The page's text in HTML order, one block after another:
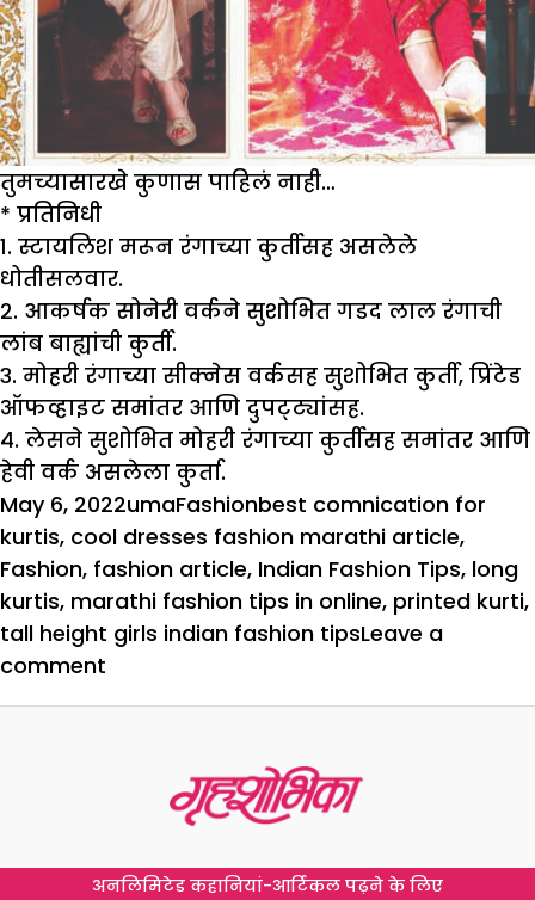
तुमच्यासारखे कुणास पाहिलं नाही…
* प्रतिनिधी
१. स्टायलिश मरून रंगाच्या कुर्तीसह असलेले
धोतीसलवार.
२. आकर्षक सोनेरी वर्कने सुशोभित गडद लाल रंगाची
लांब बाह्यांची कुर्ती.
३. मोहरी रंगाच्या सीक्नेस वर्कसह सुशोभित कुर्ती, प्रिंटेड
ऑफव्हाइट समांतर आणि दुपट्ट्यांसह.
४. लेसने सुशोभित मोहरी रंगाच्या कुर्तीसह समांतर आणि
हेवी वर्क असलेला कुर्ता.
Posted
on
May 6, 2022Author
umaCategories
FashionTags
best comnication for
kurtis, cool dresses fashion marathi article,
Fashion, fashion article, Indian Fashion Tips, long
kurtis, marathi fashion tips in online, printed kurti,
tall height girls indian fashion tipsLeave a
comment
अनलिमिटेड कहानियां-आर्टिकल पढ़ने के लिए